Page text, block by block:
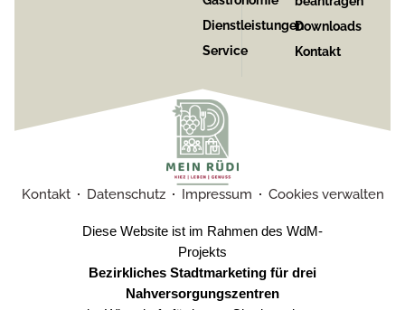
Dienstleistungen
Service
Downloads
Kontakt
Kontakt Datenschutz Impressum Cookies verwalten
Diese Website ist im Rahmen des WdM-
Projekts
Bezirkliches Stadtmarketing für drei
Nahversorgungszentren